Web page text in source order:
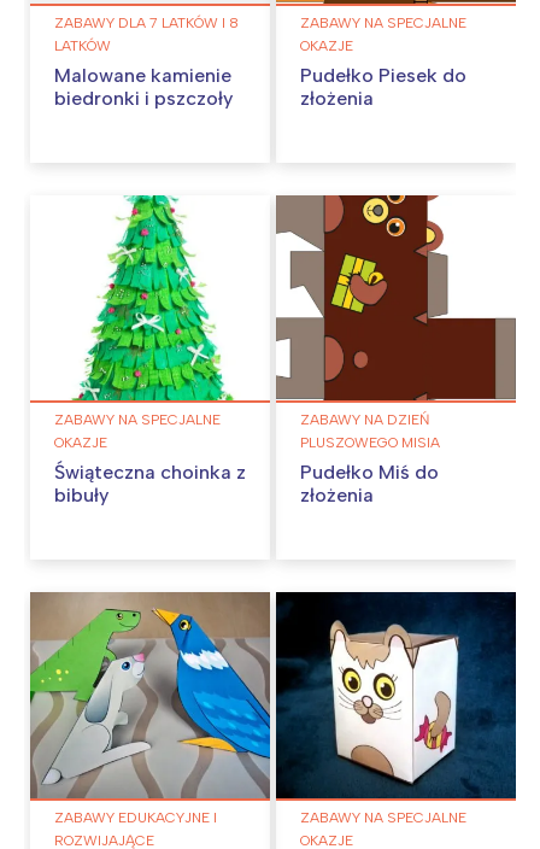
ZABAWY DLA 7 LATKÓW I 8
LATKÓW
Malowane kamienie
biedronki i pszczoły
ZABAWY NA SPECJALNE
OKAZJE
Pudełko Piesek do
złożenia
ZABAWY NA SPECJALNE
OKAZJE
Świąteczna choinka z
bibuły
ZABAWY NA DZIEŃ
PLUSZOWEGO MISIA
Pudełko Miś do
złożenia
ZABAWY EDUKACYJNE I
ROZWIJAJĄCE
ZABAWY NA SPECJALNE
OKAZJE